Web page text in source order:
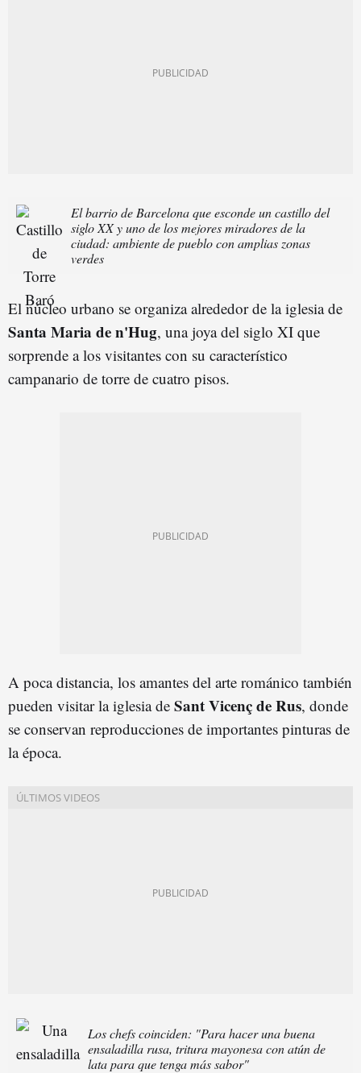
El barrio de Barcelona que esconde un castillo del
siglo XX y uno de los mejores miradores de la
ciudad: ambiente de pueblo con amplias zonas
verdes
El núcleo urbano se organiza alrededor de la iglesia de
Santa Maria de n'Hug, una joya del siglo XI que
sorprende a los visitantes con su característico
campanario de torre de cuatro pisos.
A poca distancia, los amantes del arte románico también
pueden visitar la iglesia de Sant Vicenç de Rus, donde
se conservan reproducciones de importantes pinturas de
la época.
Los chefs coinciden: "Para hacer una buena
ensaladilla rusa, tritura mayonesa con atún de
lata para que tenga más sabor"